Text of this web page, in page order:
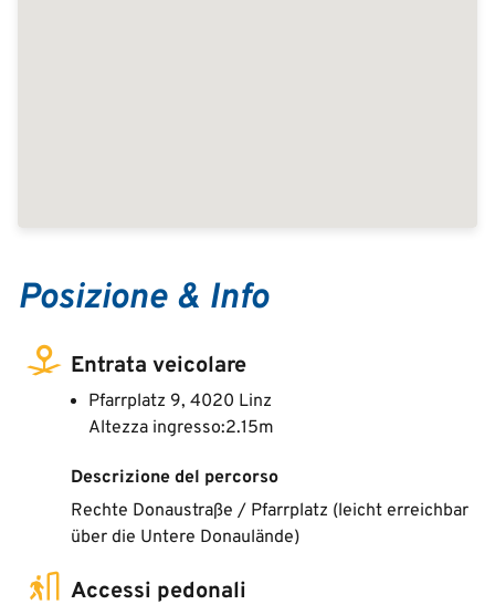
Posizione & Info
Entrata veicolare
Pfarrplatz 9, 4020 Linz
Altezza ingresso:2.15m
Descrizione del percorso
Rechte Donaustraße / Pfarrplatz (leicht erreichbar
über die Untere Donaulände)
Accessi pedonali